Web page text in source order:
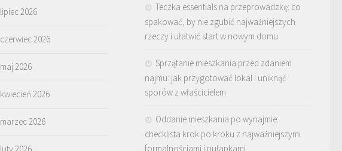
Teczka essentials na przeprowadzkę: co
spakować, by nie zgubić najważniejszych
rzeczy i ułatwić start w nowym domu
Sprzątanie mieszkania przed zdaniem
najmu: jak przygotować lokal i uniknąć
sporów z właścicielem
Oddanie mieszkania po wynajmie:
checklista krok po kroku z najważniejszymi
formalnościami i pułapkami
lipiec 2026
czerwiec 2026
maj 2026
kwiecień 2026
marzec 2026